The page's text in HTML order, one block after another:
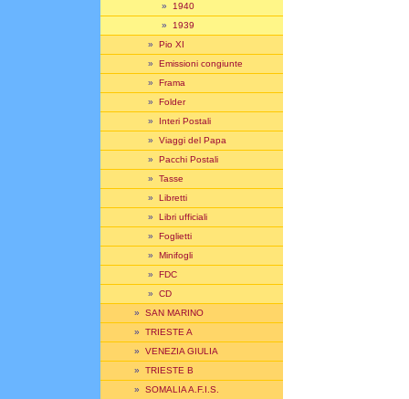
» 1940
» 1939
» Pio XI
» Emissioni congiunte
» Frama
» Folder
» Interi Postali
» Viaggi del Papa
» Pacchi Postali
» Tasse
» Libretti
» Libri ufficiali
» Foglietti
» Minifogli
» FDC
» CD
» SAN MARINO
» TRIESTE A
» VENEZIA GIULIA
» TRIESTE B
» SOMALIA A.F.I.S.